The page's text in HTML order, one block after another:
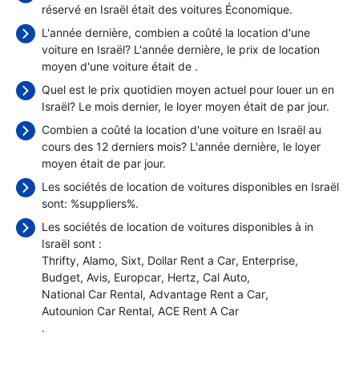
réservé en Israël était des voitures Économique.
L'année dernière, combien a coûté la location d'une
voiture en Israël? L'année dernière, le prix de location
moyen d'une voiture était de .
Quel est le prix quotidien moyen actuel pour louer un en
Israël? Le mois dernier, le loyer moyen était de par jour.
Combien a coûté la location d'une voiture en Israël au
cours des 12 derniers mois? L'année dernière, le loyer
moyen était de par jour.
Les sociétés de location de voitures disponibles en Israël
sont: %suppliers%.
Les sociétés de location de voitures disponibles à in
Israël sont :
Thrifty Alamo Sixt Dollar Rent a Car Enterprise
Budget Avis Europcar Hertz Cal Auto
National Car Rental Advantage Rent a Car
Autounion Car Rental ACE Rent A Car
.